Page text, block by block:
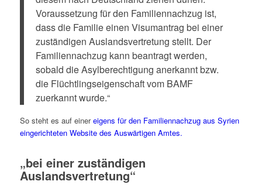
Voraussetzung für den Familiennachzug ist,
dass die Familie einen Visumantrag bei einer
zuständigen Auslandsvertretung stellt. Der
Familiennachzug kann beantragt werden,
sobald die Asylberechtigung anerkannt bzw.
die Flüchtlingseigenschaft vom BAMF
zuerkannt wurde.“
So steht es auf einereigens für den Familiennachzug aus Syrien
eingerichteten Website des Auswärtigen Amtes.
„bei einer zuständigen
Auslandsvertretung“